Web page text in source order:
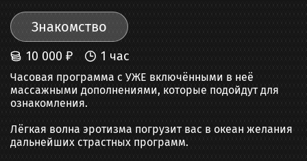
Знакомство
10 000 ₽ 1 час
Часовая программа с УЖЕ включёнными в неё
массажными дополнениями, которые подойдут для
ознакомления.
Лёгкая волна эротизма погрузит вас в океан желания
дальнейших страстных программ.